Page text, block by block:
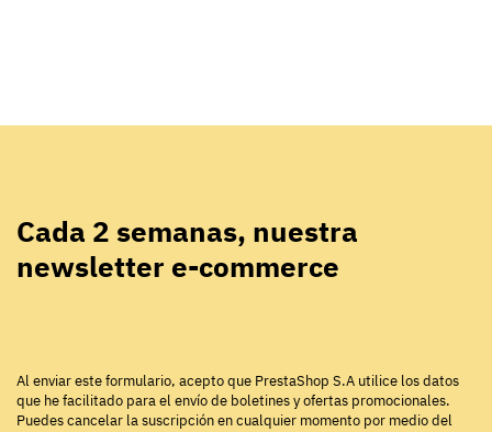
Cada 2 semanas, nuestra
newsletter e-commerce
Al enviar este formulario, acepto que PrestaShop S.A utilice los datos
que he facilitado para el envío de boletines y ofertas promocionales.
Puedes cancelar la suscripción en cualquier momento por medio del